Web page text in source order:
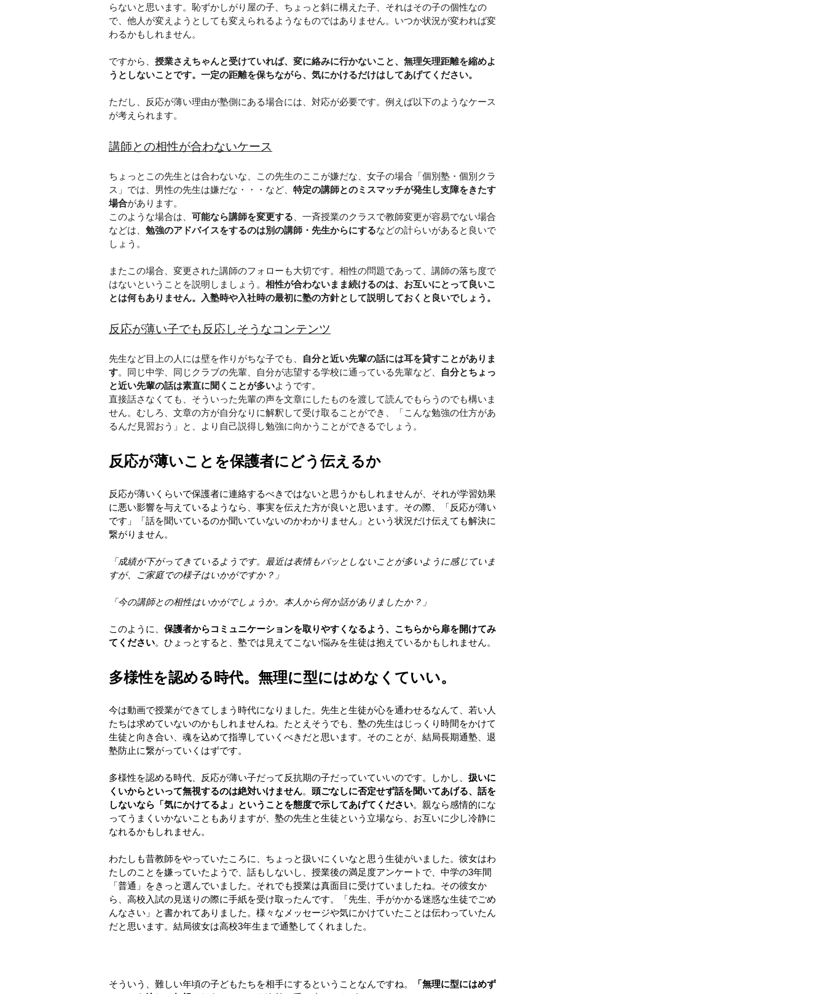
らないと思います。恥ずかしがり屋の子、ちょっと斜に構えた子、それはその子の個性なの
で、他人が変えようとしても変えられるようなものではありません。いつか状況が変われば変
わるかもしれません。
ですから、 授業さえちゃんと受けていれば、変に絡みに行かないこと、無理矢理距離を縮めよ
うとしないことです。一定の距離を保ちながら、気にかけるだけはしてあげてください。
ただし、反応が薄い理由が塾側にある場合には、対応が必要です。例えば以下のようなケース
が考えられます。
講師との相性が合わないケース
ちょっとこの先生とは合わないな、この先生のここが嫌だな、女子の場合「個別塾・個別クラ
ス」では、男性の先生は嫌だな・・・など、 特定の講師とのミスマッチが発生し支障をきたす
場合があります。
このような場合は、 可能なら講師を変更する、一斉授業のクラスで教師変更が容易でない場合
などは、 勉強のアドバイスをするのは別の講師・先生からにするなどの計らいがあると良いで
しょう。
またこの場合、変更された講師のフォローも大切です。相性の問題であって、講師の落ち度で
はないということを説明しましょう。 相性が合わないまま続けるのは、お互いにとって良いこ
とは何もありません。入塾時や入社時の最初に塾の方針として説明しておくと良いでしょう。
反応が薄い子でも反応しそうなコンテンツ
先生など目上の人には壁を作りがちな子でも、
自分と近い先輩の話には耳を貸すことがありま
す。同じ中学、同じクラブの先輩、自分が志望する学校に通っている先輩など、
自分とちょっ
と近い先輩の話は素直に聞くことが多いようです。
直接話さなくても、そういった先輩の声を文章にしたものを渡して読んでもらうのでも構いま
せん。むしろ、文章の方が自分なりに解釈して受け取ることができ、「こんな勉強の仕方があ
るんだ見習おう」と、より自己説得し勉強に向かうことができるでしょう。
反応が薄いことを保護者にどう伝えるか
反応が薄いくらいで保護者に連絡するべきではないと思うかもしれませんが、それが学習効果
に悪い影響を与えているようなら、事実を伝えた方が良いと思います。その際、「反応が薄い
です」「話を聞いているのか聞いていないのかわかりません」という状況だけ伝えても解決に
繋がりません。
「成績が下がってきているようです。最近は表情もパッとしないことが多いように感じていま
すが、ご家庭での様子はいかがですか？」
「今の講師との相性はいかがでしょうか。本人から何か話がありましたか？」
このように、 保護者からコミュニケーションを取りやすくなるよう、こちらから扉を開けてみ
てください。ひょっとすると、塾では見えてこない悩みを生徒は抱えているかもしれません。
多様性を認める時代。無理に型にはめなくていい。
今は動画で授業ができてしまう時代になりました。先生と生徒が心を通わせるなんて、若い人
たちは求めていないのかもしれませんね。たとえそうでも、塾の先生はじっくり時間をかけて
生徒と向き合い、魂を込めて指導していくべきだと思います。そのことが、結局長期通塾、退
塾防止に繋がっていくはずです。
多様性を認める時代、反応が薄い子だって反抗期の子だっていていいのです。しかし、 扱いに
くいからといって無視するのは絶対いけません。 頭ごなしに否定せず話を聞いてあげる、話を
しないなら「気にかけてるよ」ということを態度で示してあげてください。親なら感情的にな
ってうまくいかないこともありますが、塾の先生と生徒という立場なら、お互いに少し冷静に
なれるかもしれません。
わたしも昔教師をやっていたころに、ちょっと扱いにくいなと思う生徒がいました。彼女はわ
たしのことを嫌っていたようで、話もしないし、授業後の満足度アンケートで、中学の3年間
「普通」をきっと選んでいました。それでも授業は真面目に受けていましたね。その彼女か
ら、高校入試の見送りの際に手紙を受け取ったんです。「先生、手がかかる迷惑な生徒でごめ
んなさい」と書かれてありました。様々なメッセージや気にかけていたことは伝わっていたん
だと思います。結局彼女は高校3年生まで通塾してくれました。
そういう、難しい年頃の子どもたちを相手にするということなんですね。
「無理に型にはめず